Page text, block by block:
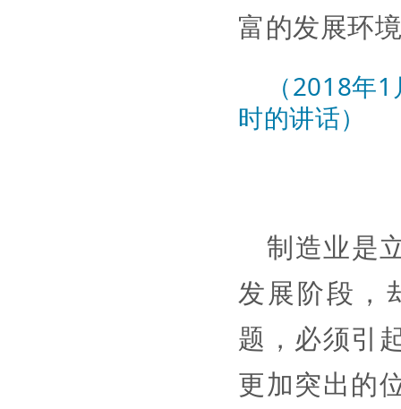
富的发展环
（2018年
时的讲话）
制造业是
发展阶段，
题，必须引
更加突出的